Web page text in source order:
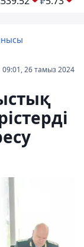
09:01, 26 тамыз 2024